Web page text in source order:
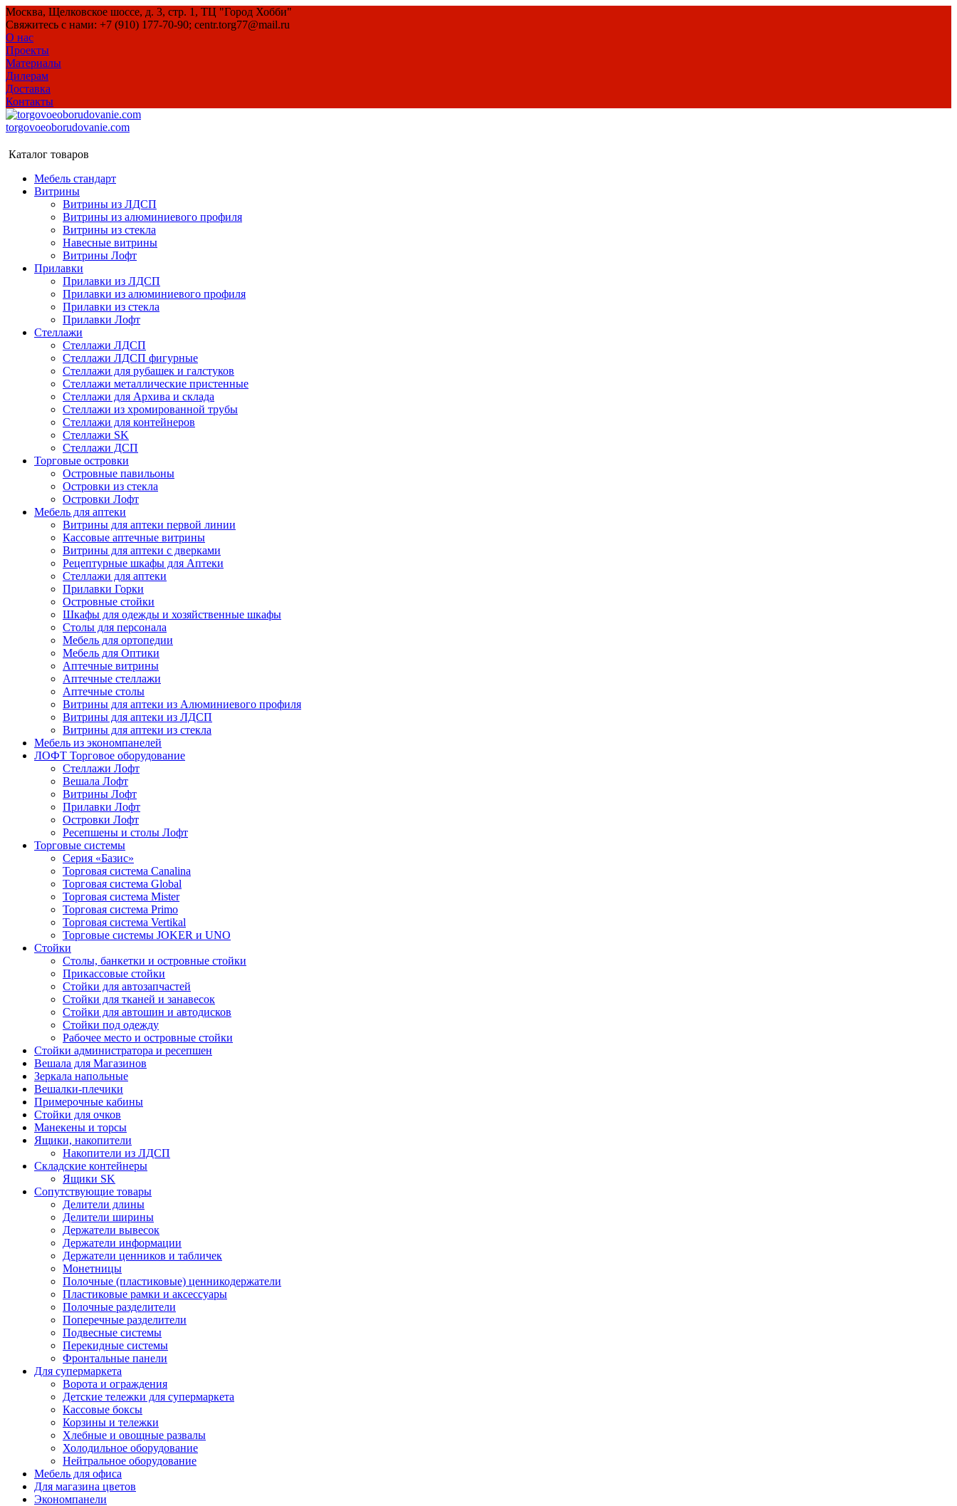
Москва, Щелковское шоссе, д. 3, стр. 1, ТЦ "Город Хобби"
Свяжитесь с нами: +7 (910) 177-70-90; centr.torg77@mail.ru
О нас
Проекты
Материалы
Дилерам
Доставка
Контакты
torgovoeoborudovanie.com
Каталог товаров
Мебель стандарт
Витрины
Витрины из ЛДСП
Витрины из алюминиевого профиля
Витрины из стекла
Навесные витрины
Витрины Лофт
Прилавки
Прилавки из ЛДСП
Прилавки из алюминиевого профиля
Прилавки из стекла
Прилавки Лофт
Стеллажи
Стеллажи ЛДСП
Стеллажи ЛДСП фигурные
Стеллажи для рубашек и галстуков
Стеллажи металлические пристенные
Стеллажи для Архива и склада
Стеллажи из хромированной трубы
Стеллажи для контейнеров
Стеллажи SK
Стеллажи ДСП
Торговые островки
Островные павильоны
Островки из стекла
Островки Лофт
Мебель для аптеки
Витрины для аптеки первой линии
Кассовые аптечные витрины
Витрины для аптеки с дверками
Рецептурные шкафы для Аптеки
Стеллажи для аптеки
Прилавки Горки
Островные стойки
Шкафы для одежды и хозяйственные шкафы
Столы для персонала
Мебель для ортопедии
Мебель для Оптики
Аптечные витрины
Аптечные стеллажи
Аптечные столы
Витрины для аптеки из Алюминиевого профиля
Витрины для аптеки из ЛДСП
Витрины для аптеки из стекла
Мебель из экономпанелей
ЛОФТ Торговое оборудование
Стеллажи Лофт
Вешала Лофт
Витрины Лофт
Прилавки Лофт
Островки Лофт
Ресепшены и столы Лофт
Торговые системы
Серия «Базис»
Торговая система Canalina
Торговая система Global
Торговая система Mister
Торговая система Primo
Торговая система Vertikal
Торговые системы JOKER и UNO
Стойки
Столы, банкетки и островные стойки
Прикассовые стойки
Стойки для автозапчастей
Стойки для тканей и занавесок
Стойки для автошин и автодисков
Стойки под одежду
Рабочее место и островные стойки
Стойки администратора и ресепшен
Вешала для Магазинов
Зеркала напольные
Вешалки-плечики
Примерочные кабины
Стойки для очков
Манекены и торсы
Ящики, накопители
Накопители из ЛДСП
Складские контейнеры
Ящики SK
Сопутствующие товары
Делители длины
Делители ширины
Держатели вывесок
Держатели информации
Держатели ценников и табличек
Монетницы
Полочные (пластиковые) ценникодержатели
Пластиковые рамки и аксессуары
Полочные разделители
Поперечные разделители
Подвесные системы
Перекидные системы
Фронтальные панели
Для супермаркета
Ворота и ограждения
Детские тележки для супермаркета
Кассовые боксы
Корзины и тележки
Хлебные и овощные развалы
Холодильное оборудование
Нейтральное оборудование
Мебель для офиса
Для магазина цветов
Экономпанели